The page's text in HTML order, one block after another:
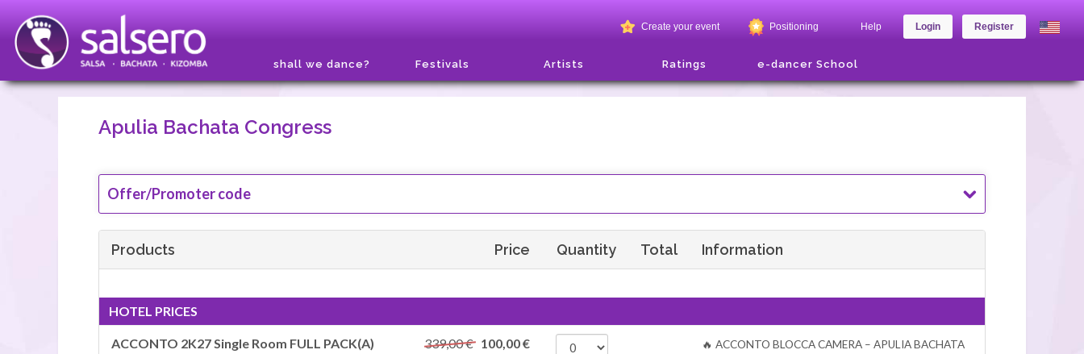
Create your event Positioning Help Login Register
shall we dance? Festivals Artists Ratings e-dancer School
Apulia Bachata Congress
Offer/Promoter code
Products Price Quantity Total Information
HOTEL PRICES
ACCONTO 2K27 Single Room FULL PACK(A)
339,00 € 100,00€
🔥 ACCONTO BLOCCA CAMERA – APULIA BACHATA